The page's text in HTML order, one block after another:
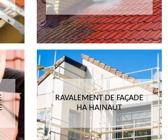
RAVALEMENT DE FAÇADE
HA HAINAUT